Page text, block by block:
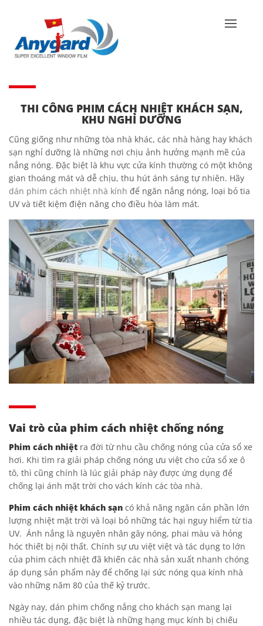
THI CÔNG PHIM CÁCH NHIỆT KHÁCH SẠN,
KHU NGHỈ DƯỠNG
Cũng giống như những tòa nhà khác, các nhà hàng hay khách
sạn nghỉ dưỡng là những nơi chịu ảnh hưởng mạnh mẽ của
nắng nóng. Đặc biệt là khu vực cửa kính thường có một không
gian thoáng mát và dễ chịu, thu hút ánh sáng tự nhiên. Hãy
dán phim cách nhiệt nhà kính để ngăn nắng nóng, loại bỏ tia
UV và tiết kiệm điện năng cho điều hòa làm mát.
Vai trò của phim cách nhiệt chống nóng
Phim cách nhiệt ra đời từ nhu cầu chống nóng của cửa sổ xe
hơi. Khi tìm ra giải pháp chống nóng ưu việt cho cửa sổ xe ô
tô, thì cũng chính là lúc giải pháp này được ứng dụng để
chống lại ánh mặt trời cho vách kính các tòa nhà.
Phim cách nhiệt khách sạn có khả năng ngăn cản phần lớn
lượng nhiệt mặt trời và loại bỏ những tác hại nguy hiểm từ tia
UV. Ánh nắng là nguyên nhân gây nóng, phai màu và hỏng
hóc thiết bị nội thất. Chính sự ưu việt việt và tác dụng to lớn
của phim cách nhiệt đã khiến các nhà sản xuất nhanh chóng
áp dụng sản phẩm này để chống lại sức nóng qua kính nhà
vào những năm 80 của thế kỷ trước.
Ngày nay, dán phim chống nắng cho khách sạn mang lại
nhiều tác dụng, đặc biệt là những hạng mục kính bị chiếu